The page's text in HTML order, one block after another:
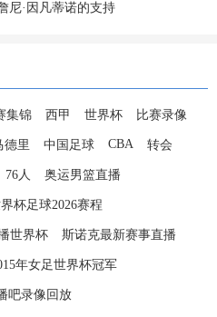
尼·因凡蒂诺的支持
集锦 西甲 世界杯 比赛录像
德里 中国足球 CBA 转会
76人 奥运男篮直播
杯足球2026赛程
世界杯 斯诺克最新赛事直播
年女足世界杯冠军
吧录像回放